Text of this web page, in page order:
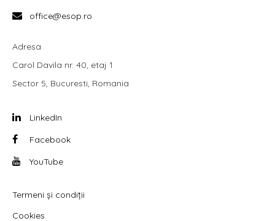
office@esop.ro
Adresa
Carol Davila nr. 40, etaj 1
Sector 5, Bucuresti, Romania
LinkedIn
Facebook
YouTube
Termeni și condiții
Cookies